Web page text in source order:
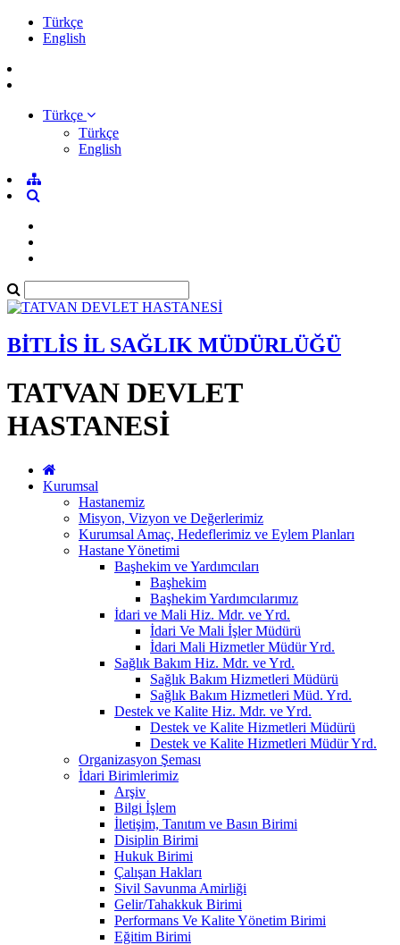
Türkçe
English
Türkçe
Türkçe
English
BİTLİS İL SAĞLIK MÜDÜRLÜĞÜ
TATVAN DEVLET
HASTANESİ
Kurumsal
Hastanemiz
Misyon, Vizyon ve Değerlerimiz
Kurumsal Amaç, Hedeflerimiz ve Eylem Planları
Hastane Yönetimi
Başhekim ve Yardımcıları
Başhekim
Başhekim Yardımcılarımız
İdari ve Mali Hiz. Mdr. ve Yrd.
İdari Ve Mali İşler Müdürü
İdari Mali Hizmetler Müdür Yrd.
Sağlık Bakım Hiz. Mdr. ve Yrd.
Sağlık Bakım Hizmetleri Müdürü
Sağlık Bakım Hizmetleri Müd. Yrd.
Destek ve Kalite Hiz. Mdr. ve Yrd.
Destek ve Kalite Hizmetleri Müdürü
Destek ve Kalite Hizmetleri Müdür Yrd.
Organizasyon Şeması
İdari Birimlerimiz
Arşiv
Bilgi İşlem
İletişim, Tanıtım ve Basın Birimi
Disiplin Birimi
Hukuk Birimi
Çalışan Hakları
Sivil Savunma Amirliği
Gelir/Tahakkuk Birimi
Performans Ve Kalite Yönetim Birimi
Eğitim Birimi